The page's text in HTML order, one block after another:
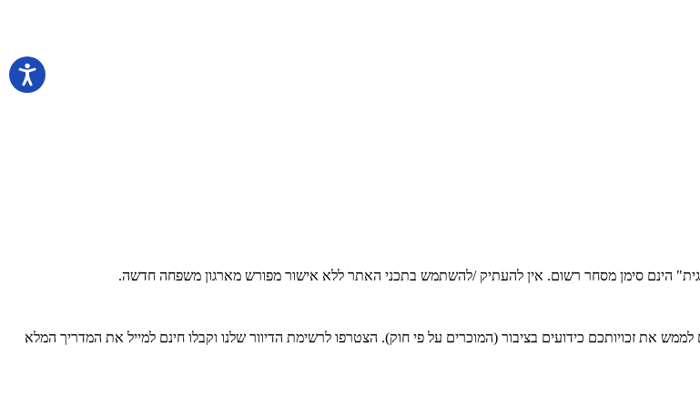
הינם סימן מסחר רשום. אין להעתיק /להשתמש בתכני האתר ללא אישור מפורש מארגון משפחה חדשה.
זכויותכם כידועים בציבור (המוכרים על פי חוק). הצטרפו לרשימת הדיוור שלנו וקבלו חינם למייל את המדריך המלא